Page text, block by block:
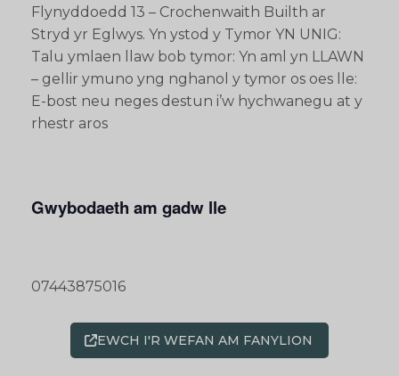
Flynyddoedd 13 – Crochenwaith Builth ar
Stryd yr Eglwys. Yn ystod y Tymor YN UNIG:
Talu ymlaen llaw bob tymor: Yn aml yn LLAWN
– gellir ymuno yng nghanol y tymor os oes lle:
E-bost neu neges destun i’w hychwanegu at y
rhestr aros
Gwybodaeth am gadw lle
07443875016
EWCH I'R WEFAN AM FANYLION